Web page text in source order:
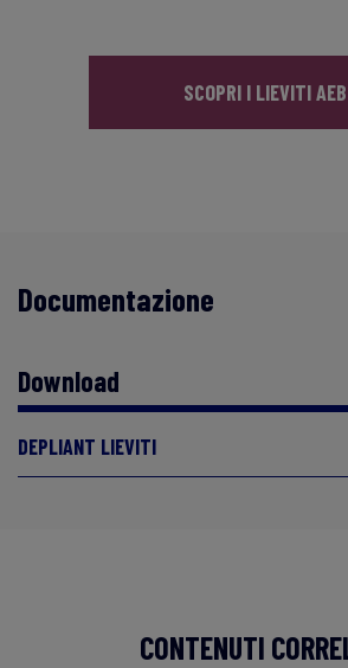
SCOPRI I LIEVITI AEB
Documentazione
Download
DEPLIANT LIEVITI
CONTENUTI